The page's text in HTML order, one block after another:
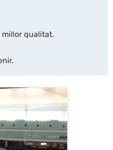
millor qualitat.